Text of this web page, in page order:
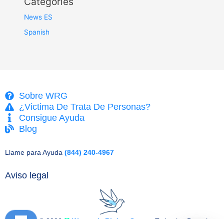
News ES
Spanish
Sobre WRG
¿Victima De Trata De Personas?
Consigue Ayuda
Blog
Llame para Ayuda (844) 240-4967
Aviso legal